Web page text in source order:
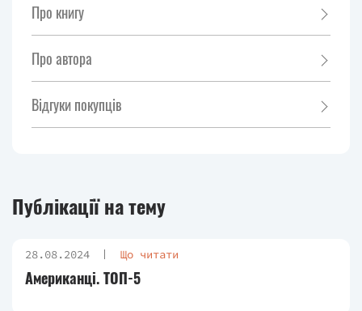
Про книгу
Про автора
Відгуки покупців
Публікації на тему
28.08.2024 Що читати
Американці. ТОП-5